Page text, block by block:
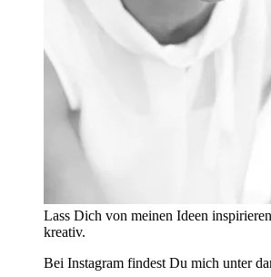
Lass Dich von meinen Ideen
kreativ.
Bei Instagram findest Du mich unter